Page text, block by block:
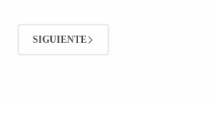
SIGUIENTE